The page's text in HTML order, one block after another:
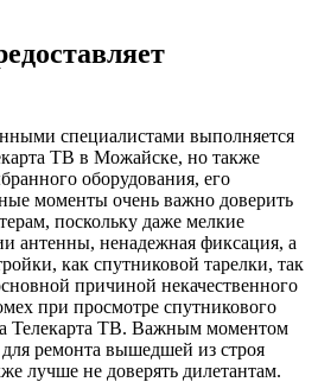
специалистами выполняется
ТВ в Можайске, но также
оборудования, его
моменты очень важно доверить
поскольку даже мелкие
антенны, ненадежная фиксация, а
как спутниковой тарелки, так
причиной некачественного
при просмотре спутникового
Телекарта ТВ. Важным моментом
ремонта вышедшей из строя
лучше не доверять дилетантам.